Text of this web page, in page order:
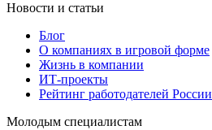
Новости и статьи
Блог
О компаниях в игровой форме
Жизнь в компании
ИТ-проекты
Рейтинг работодателей России
Молодым специалистам